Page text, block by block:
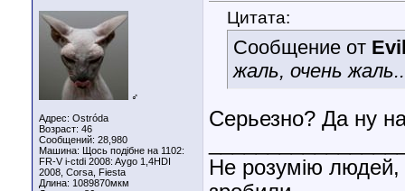
♂
Адрес: Ostróda
Возраст: 46
Сообщений: 28,980
Машина: Щось подібне на 1102:
FR-V i-ctdi 2008: Aygo 1,4HDI
2008, Corsa, Fiesta
Длина: 1089870мкм
Цитата:
Сообщение от
жаль, очень
Серьезно? Да ну
Не розумію людей,